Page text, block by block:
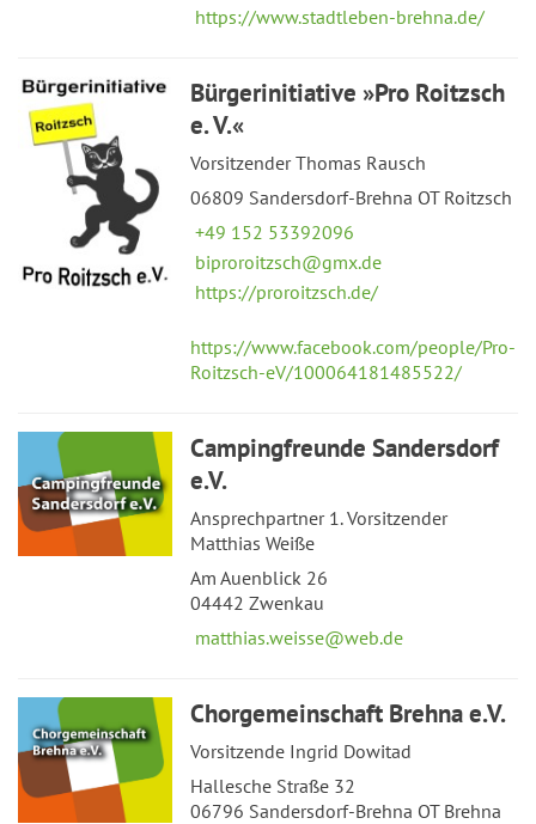
https://www.stadtleben-brehna.de/
Bürgerinitiative »Pro Roitzsch
e. V.«
Vorsitzender Thomas Rausch
06809 Sandersdorf-Brehna OT Roitzsch
+49 152 53392096
biproroitzsch@gmx.de
https://proroitzsch.de/
https://www.facebook.com/people/Pro-
Roitzsch-eV/100064181485522/
Campingfreunde Sandersdorf
e.V.
Ansprechpartner 1. Vorsitzender
Matthias Weiße
Am Auenblick 26
04442 Zwenkau
matthias.weisse@web.de
Chorgemeinschaft Brehna e.V.
Vorsitzende Ingrid Dowitad
Hallesche Straße 32
06796 Sandersdorf-Brehna OT Brehna